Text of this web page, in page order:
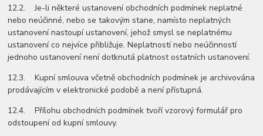
12.2. Je-li některé ustanovení obchodních podmínek neplatné
nebo neúčinné, nebo se takovým stane, namísto neplatných
ustanovení nastoupí ustanovení, jehož smysl se neplatnému
ustanovení co nejvíce přibližuje. Neplatností nebo neúčinností
jednoho ustanovení není dotknutá platnost ostatních ustanovení.
12.3. Kupní smlouva včetně obchodních podmínek je archivována
prodávajícím v elektronické podobě a není přístupná.
12.4. Přílohu obchodních podmínek tvoří vzorový formulář pro
odstoupení od kupní smlouvy.